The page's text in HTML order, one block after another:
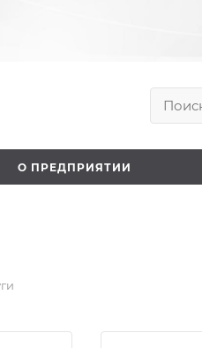
О ПРЕДПРИЯТИИ